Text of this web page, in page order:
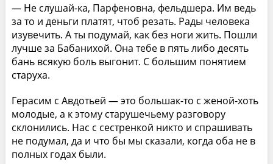
— Не слушай-ка, Парфеновна, фельдшера. Им ведь
за то и деньги платят, чтоб резать. Рады человека
изувечить. А ты подумай, как без ноги жить. Пошли
лучше за Бабанихой. Она тебе в пять либо десять
бань всякую боль выгонит. С большим понятием
старуха.
Герасим с Авдотьей — это большак-то с женой-хоть
молодые, а к этому старушечьему разговору
склонились. Нас с сестренкой никто и спрашивать
не подумал, да и что бы мы сказали, когда оба не в
полных годах были.